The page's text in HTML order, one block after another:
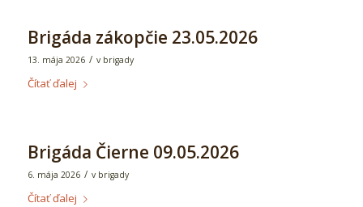
Brigáda zákopčie 23.05.2026
13. mája 2026 / v brigady
Čítať ďalej
Brigáda Čierne 09.05.2026
6. mája 2026 / v brigady
Čítať ďalej